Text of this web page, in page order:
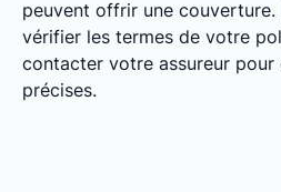
peuvent offrir une
vérifier les termes de votre
contacter votre assureur
précises.